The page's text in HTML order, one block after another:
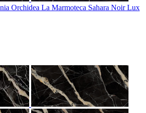
Orchidea La Marmoteca Sahara Noir Lux